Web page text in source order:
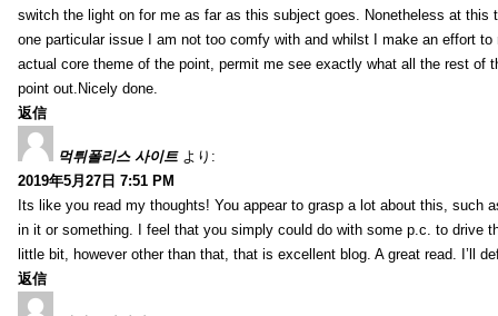
switch the light on for me as far as this subject goes. Nonetheless at this
one particular issue I am not too comfy with and whilst I make an effort to
actual core theme of the point, permit me see exactly what all the rest of
point out.Nicely done.
返信
먹튀폴리스 사이트 より:
2019年5月27日 7:51 PM
Its like you read my thoughts! You appear to grasp a lot about this, such
in it or something. I feel that you simply could do with some p.c. to drive
little bit, however other than that, that is excellent blog. A great read. I’ll
返信